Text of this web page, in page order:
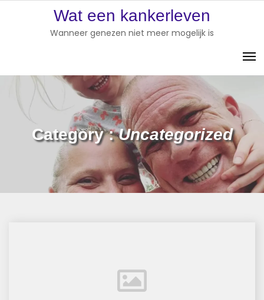
Wat een kankerleven
Wanneer genezen niet meer mogelijk is
Category :Uncategorized